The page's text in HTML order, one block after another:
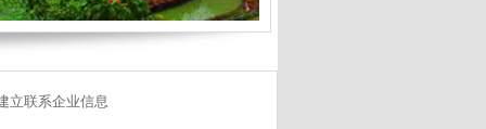
立联系企业信息